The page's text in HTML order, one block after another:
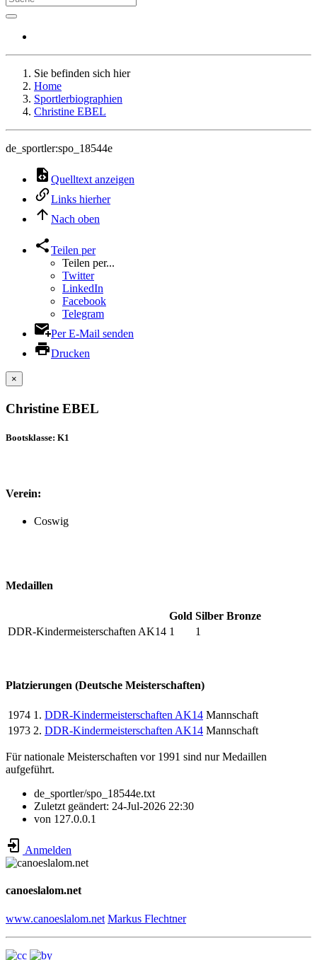
Sie befinden sich hier
Home
Sportlerbiographien
Christine EBEL
de_sportler:spo_18544e
Quelltext anzeigen
Links hierher
Nach oben
Teilen per
Teilen per...
Twitter
LinkedIn
Facebook
Telegram
Per E-Mail senden
Drucken
×
Christine EBEL
Bootsklasse: K1
Verein:
Coswig
Medaillen
Gold Silber Bronze
DDR-Kindermeisterschaften AK14 1 1
Platzierungen (Deutsche Meisterschaften)
1974 1. DDR-Kindermeisterschaften AK14 Mannschaft
1973 2. DDR-Kindermeisterschaften AK14 Mannschaft
Für nationale Meisterschaften vor 1991 sind nur Medaillen
aufgeführt.
de_sportler/spo_18544e.txt
Zuletzt geändert: 24-Jul-2026 22:30
von 127.0.0.1
Anmelden
canoeslalom.net
www.canoeslalom.net Markus Flechtner